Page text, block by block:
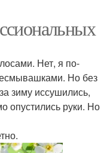
Нет, я по-
Но без
зиму иссушились,
опустились руки. Но